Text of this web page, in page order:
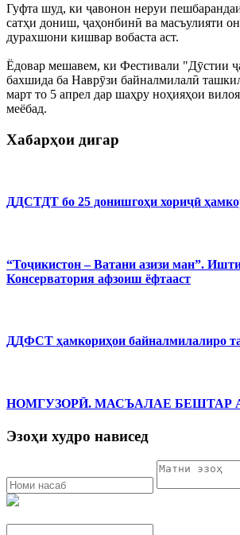
Гуфта шуд, ки ҷавонон неруи
сатҳи дониш, ҷаҳонбинӣ ва масъулияти
дурахшони кишвар вобаста аст.
Ёдовар мешавем, ки Фестивали "Дӯстии
бахшида ба Наврӯзи байналмилалӣ ташкил
март то 5 апрел дар шаҳру ноҳияҳои
меёбад.
Хабарҳои дигар
ДДСТДТ бо 25 донишгоҳи хориҷӣ
“Тоҷикистон – Ватани азизи ман”.
Консерватория афзоиш ёфтааст
ДДФСТ ҳамкориҳои байналмилалиро
НОМГУЗОРӢ. МАСЪАЛАЕ БЕШТАР
Эзоҳи худро нависед